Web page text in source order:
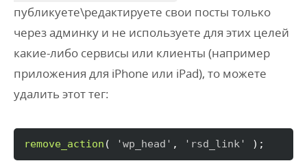
публикуете\редактируете свои посты только
через админку и не используете для этих целей
какие-либо сервисы или клиенты (например
приложения для iPhone или iPad), то можете
удалить этот тег:
remove_action ( 'wp_head' , 'rsd_link' ) ;